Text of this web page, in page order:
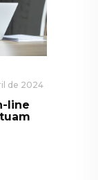
de 2024
line